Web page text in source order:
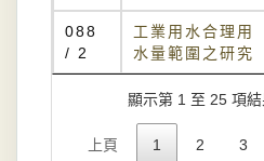
088
/ 2
工業用水合理用
水量範圍之研究
顯示第 1 至 25 項
上頁 1 2 3